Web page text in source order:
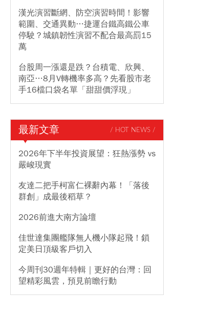
漢光演習斷網、防空演習時間！影響
範圍、交通異動…捷運台鐵高鐵公車
停駛？城鎮韌性演習不配合最高罰15
萬
台股周一漲還是跌？台積電、欣興、
南亞…8月V轉機率多高？先看股市老
手16檔口袋名單「甜甜價浮現」
最新文章 / HOT NEWS /
2026年下半年投資展望：狂熱漲勢 vs
嚴峻現實
友達二把手柯富仁裸辭內幕！「落後
群創」成最後稻草？
2026前進大南方論壇
佳世達集團艦隊無人機小隊起飛！鎖
定美日頂級客戶切入
今周刊30週年特輯｜更好的台灣：回
望精彩風雲，預見前瞻行動